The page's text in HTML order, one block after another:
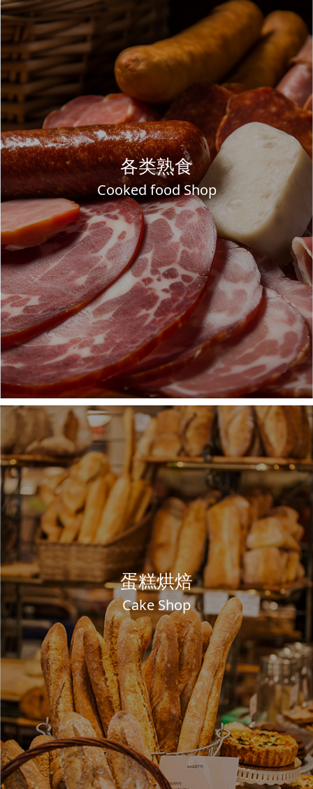
各类熟食
Cooked food Shop
蛋糕烘焙
Cake Shop